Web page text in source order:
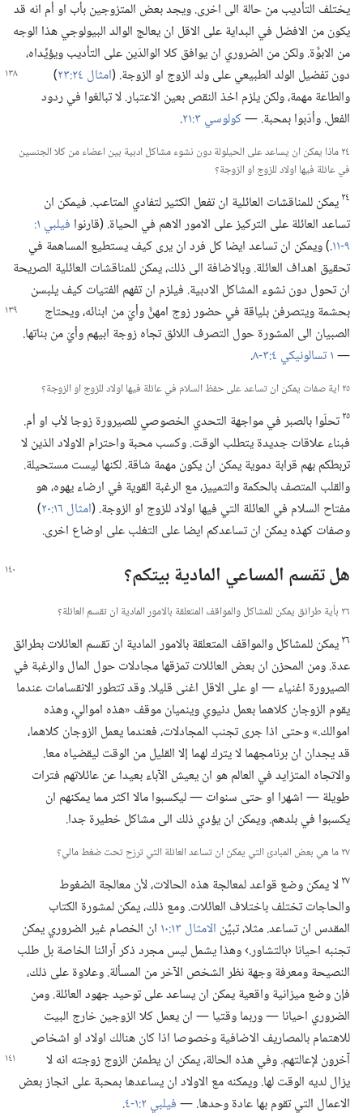
يختلف التأديب من حالة الى اخرى.‏ ويجد بعض المتزوجين بأب او أم انه قد
يكون من الافضل في البداية على الاقل ان يعالج الوالد البيولوجي هذا الوجه
من الابوَّة.‏ ولكن من الضروري ان يوافق كلا الوالدَين على التأديب ويؤيِّداه،‏
دون تفضيل الولد الطبيعي على ولد الزوج او الزوجة.‏ (‏امثال ٢٤:‏٢٣
‏)‏
والطاعة مهمة،‏ ولكن يلزم اخذ النقص بعين الاعتبار.‏ لا تبالغوا في ردود
الفعل.‏ وأدّبوا بمحبة.‏ —‏كولوسي ٣:‏٢١ ‏.‏
٢٤ ماذا يمكن ان يساعد على الحيلولة دون نشوء مشاكل ادبية بين اعضاء من كلا الجنسين
في عائلة فيها اولاد للزوج او الزوجة؟‏
٢٤يمكن للمناقشات العائلية ان تفعل الكثير لتفادي المتاعب.‏ فيمكن ان
تساعد العائلة على التركيز على الامور الاهم في الحياة.‏ (‏قارنوا
٩-‏١١ ‏.‏)‏ ويمكن ان تساعد ايضا كل فرد ان يرى كيف يستطيع المساهمة في
تحقيق اهداف العائلة.‏ وبالاضافة الى ذلك،‏ يمكن للمناقشات العائلية الصريحة
ان تحول دون نشوء المشاكل الادبية.‏ فيلزم ان تفهم الفتيات كيف يلبسن
بحشمة ويتصرفن بلياقة في حضور زوج امهنَّ وأيّ من ابنائه،‏ ويحتاج
الصبيان الى المشورة حول التصرف اللائق تجاه زوجة ابيهم وأيّ من بناتها.‏
—‏١ تسالونيكي ٤:‏​٣-‏٨ ‏.‏
٢٥ اية صفات يمكن ان تساعد على حفظ السلام في عائلة فيها اولاد للزوج او الزوجة؟‏
٢٥تحلّوا بالصبر في مواجهة التحدي الخصوصي للصيرورة زوجا لأب او أم.‏
فبناء علاقات جديدة يتطلب الوقت.‏ وكسب محبة واحترام الاولاد الذين لا
تربطكم بهم قرابة دموية يمكن ان يكون مهمة شاقة.‏ لكنها ليست مستحيلة.‏
والقلب المتصف بالحكمة والتمييز،‏ مع الرغبة القوية في ارضاء يهوه،‏ هو
مفتاح السلام في العائلة التي فيها اولاد للزوج او الزوجة.‏ (‏امثال ١٦:‏٢٠
‏)‏
وصفات كهذه يمكن ان تساعدكم ايضا على التغلب على اوضاع اخرى.‏
هل تقسم المساعي المادية بيتكم؟‏
٢٦ بأية طرائق يمكن للمشاكل والمواقف المتعلقة بالامور المادية ان تقسم العائلة؟‏
٢٦يمكن للمشاكل والمواقف المتعلقة بالامور المادية ان تقسم العائلات بطرائق
عدة.‏ ومن المحزن ان بعض العائلات تمزقها مجادلات حول المال والرغبة في
الصيرورة اغنياء —‏ او على الاقل اغنى قليلا.‏ وقد تتطور الانقسامات عندما
يقوم الزوجان كلاهما بعمل دنيوي وينميان موقف «هذه اموالي،‏ وهذه
اموالك.‏» وحتى اذا جرى تجنب المجادلات،‏ فعندما يعمل الزوجان كلاهما،‏
قد يجدان ان برنامجهما لا يترك لهما إلا القليل من الوقت ليقضياه معا.‏
والاتجاه المتزايد في العالم هو ان يعيش الآباء بعيدا عن عائلاتهم فترات
طويلة —‏ اشهرا او حتى سنوات —‏ ليكسبوا مالا اكثر مما يمكنهم ان
يكسبوا في بلدهم.‏ ويمكن ان يؤدي ذلك الى مشاكل خطيرة جدا.‏
٢٧ ما هي بعض المبادئ التي يمكن ان تساعد العائلة التي ترزح تحت ضغط مالي؟‏
٢٧لا يمكن وضع قواعد لمعالجة هذه الحالات،‏ لأن معالجة الضغوط
والحاجات تختلف باختلاف العائلات.‏ ومع ذلك،‏ يمكن لمشورة الكتاب
المقدس ان تساعد.‏ مثلا،‏ تبيِّن الامثال ١٣:‏١٠
ان الخصام غير الضروري يمكن
تجنبه احيانا ‹بالتشاور.‏› وهذا يشمل ليس مجرد ذكر آرائنا الخاصة بل طلب
النصيحة ومعرفة وجهة نظر الشخص الآخر من المسألة.‏ وعلاوة على ذلك،‏
فإن وضع ميزانية واقعية يمكن ان يساعد على توحيد جهود العائلة.‏ ومن
الضروري احيانا —‏ وربما وقتيا —‏ ان يعمل كلا الزوجين خارج البيت
للاهتمام بالمصاريف الاضافية وخصوصا اذا كان هنالك اولاد او اشخاص
آخرون لإعالتهم.‏ وفي هذه الحالة،‏ يمكن ان يطمئن الزوج زوجته انه لا
يزال لديه الوقت لها.‏ ويمكنه مع الاولاد ان يساعدها بمحبة على انجاز بعض
الاعمال التي تقوم بها عادة وحدها.‏ —‏فيلبي ٢:‏​١-‏٤ ‏.‏